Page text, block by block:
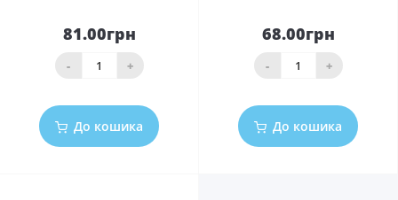
81.00грн
- +
До кошика
68.00грн
- +
До кошика